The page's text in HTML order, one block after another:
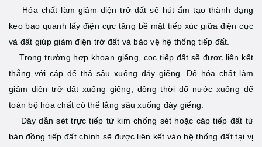
Hóa chất làm giảm điện trở đất sẽ hút ẩm tạo thành dạng
keo bao quanh lấy điện cực tăng bề mặt tiếp xúc giữa điện cực
và đất giúp giảm điện trở đất và bảo vệ hệ thống tiếp đất.
Trong trường hợp khoan giếng, cọc tiếp đất sẽ được liên kết
thẳng với cáp để thả sâu xuống đáy giếng. Đổ hóa chất làm
giảm điện trở đất xuống giếng, đồng thời đổ nước xuống để
toàn bộ hóa chất có thể lắng sâu xuống đáy giếng.
Dây dẫn sét trực tiếp từ kim chống sét hoặc cáp tiếp đất từ
bản đồng tiếp đất chính sẽ được liên kết vào hệ thống đất tại vị